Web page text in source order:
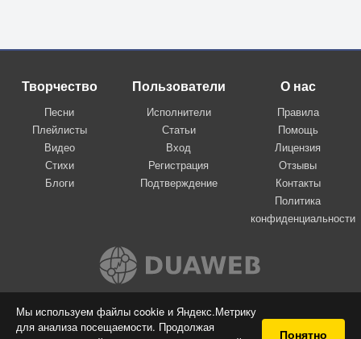
Мы используем файлы cookie и Яндекс.Метрику
для анализа посещаемости. Продолжая
Понятно
Творчество
Песни
Плейлисты
Видео
Стихи
Блоги
Пользователи
Исполнители
Статьи
Вход
Регистрация
Подтверждение
О нас
Правила
Помощь
Лицензия
Отзывы
Контакты
Политика
конфиденциальности
Вконтакте
© 2009-2026 Я-пою